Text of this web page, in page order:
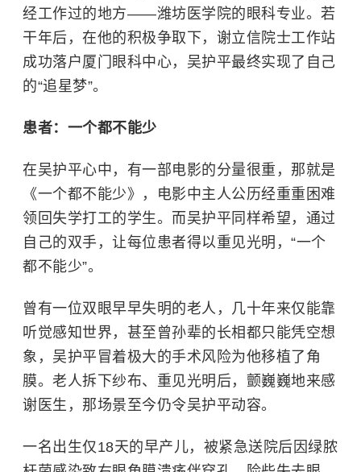
经工作过的地方——潍坊医学院的眼科专业。若
干年后，在他的积极争取下，谢立信院士工作站
成功落户厦门眼科中心，吴护平最终实现了自己
的“追星梦”。
患者：一个都不能少
在吴护平心中，有一部电影的分量很重，那就是
《一个都不能少》，电影中主人公历经重重困难
领回失学打工的学生。而吴护平同样希望，通过
自己的双手，让每位患者得以重见光明，“一个
都不能少”。
曾有一位双眼早早失明的老人，几十年来仅能靠
听觉感知世界，甚至曾孙辈的长相都只能凭空想
象，吴护平冒着极大的手术风险为他移植了角
膜。老人拆下纱布、重见光明后，颤巍巍地来感
谢医生，那场景至今仍令吴护平动容。
一名出生仅18天的早产儿，被紧急送院后因绿脓